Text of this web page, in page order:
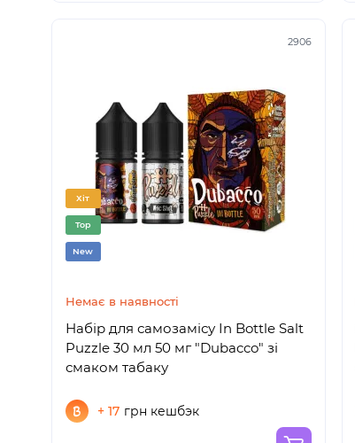
2906
Хіт
Top
New
Немає в наявності
Набір для самозамісу In Bottle Salt
Puzzle 30 мл 50 мг "Dubacco" зі
смаком табаку
+ 17 грн кешбэк